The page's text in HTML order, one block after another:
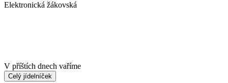
Elektronická žákovská
V příštích dnech vaříme
Celý jídelníček